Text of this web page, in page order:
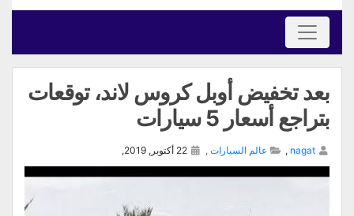
بعد تخفيض أوبل كروس لاند، توقعات
بتراجع أسعار 5 سيارات
nagat
, عالم السيارات ,